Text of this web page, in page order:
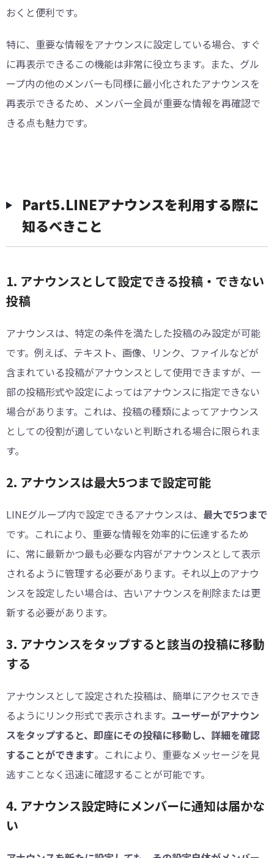
おくと便利です。
特に、重要な情報をアナウンスに設定している場合、すぐ
に再表示できるこの機能は非常に役立ちます。また、グル
ープ内の他のメンバーも同様に最小化されたアナウンスを
再表示できるため、メンバー全員が重要な情報を再確認で
きる点も魅力です。
︎Part5.LINEアナウンスを利用する際に
知るべきこと
1. アナウンスとして設定できる投稿・できない
投稿
アナウンスは、特定の条件を満たした投稿のみ設定が可能
です。例えば、テキスト、画像、リンク、ファイルなどが
含まれている投稿がアナウンスとして使用できますが、一
部の投稿形式や設定によってはアナウンスに指定できない
場合があります。これは、投稿の種類によってアナウンス
としての役割が適していないと判断される場合に限られま
す。
2. アナウンスは最大5つまで設定可能
LINEグループ内で設定できるアナウンスは、 最大で5つまで
です。これにより、重要な情報を効率的に伝達するため
に、常に最新かつ最も必要な内容がアナウンスとして表示
されるように管理する必要があります。それ以上のアナウ
ンスを設定したい場合は、古いアナウンスを削除または更
新する必要があります。
3. アナウンスをタップすると該当の投稿に移動
する
アナウンスとして設定された投稿は、簡単にアクセスでき
るようにリンク形式で表示されます。 ユーザーがアナウン
スをタップすると、即座にその投稿に移動し、詳細を確認
することができます。これにより、重要なメッセージを見
逃すことなく迅速に確認することが可能です。
4. アナウンス設定時にメンバーに通知は届かな
い